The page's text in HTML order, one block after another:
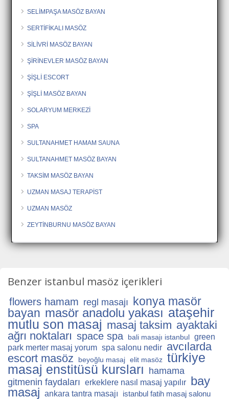
SELİMPAŞA MASÖZ BAYAN
SERTİFİKALI MASÖZ
SİLİVRİ MASÖZ BAYAN
ŞİRİNEVLER MASÖZ BAYAN
ŞİŞLİ ESCORT
ŞİŞLİ MASÖZ BAYAN
SOLARYUM MERKEZİ
SPA
SULTANAHMET HAMAM SAUNA
SULTANAHMET MASÖZ BAYAN
TAKSİM MASÖZ BAYAN
UZMAN MASAJ TERAPİST
UZMAN MASÖZ
ZEYTİNBURNU MASÖZ BAYAN
Benzer istanbul masöz içerikleri
flowers hamam regl masajı konya masör
bayan masör anadolu yakası ataşehir
mutlu son masaj masaj taksim ayaktaki
ağrı noktaları space spa bali masajı istanbul green
park merter masaj yorum spa salonu nedir avcılarda
escort masöz
beyoğlu masaj elit masöz türkiye
masaj enstitüsü kursları hamama
gitmenin faydaları erkeklere nasıl masaj yapılır bay
masaj ankara tantra masajı istanbul fatih masaj salonu